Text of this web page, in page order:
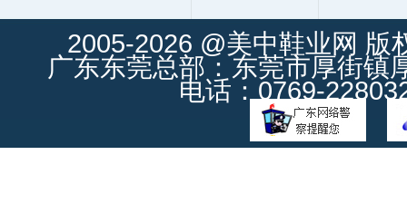
2005-2026 @美中鞋业网 版
广东东莞总部：东莞市厚街镇
电话：0769-